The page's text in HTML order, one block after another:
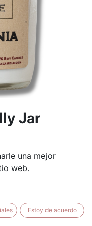
Jar
BUY NOW
una mejor
web.
Estoy de acuerdo